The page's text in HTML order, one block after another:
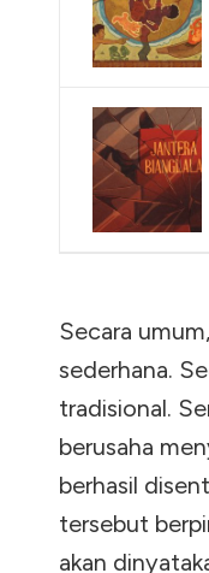
Secara
sederhana.
tradisional.
berusaha
berhasil
tersebut
akan